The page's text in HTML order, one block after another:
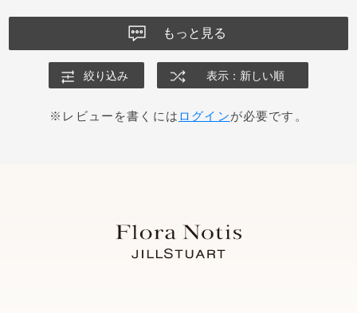
もっと見る
絞り込み 表示：新しい順
※レビューを書くには ログインが必要です。